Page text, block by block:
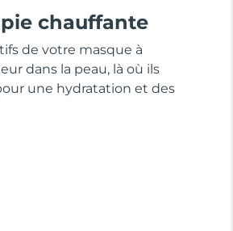
chauffante
de votre masque à
dans la peau, là où ils
une hydratation et des